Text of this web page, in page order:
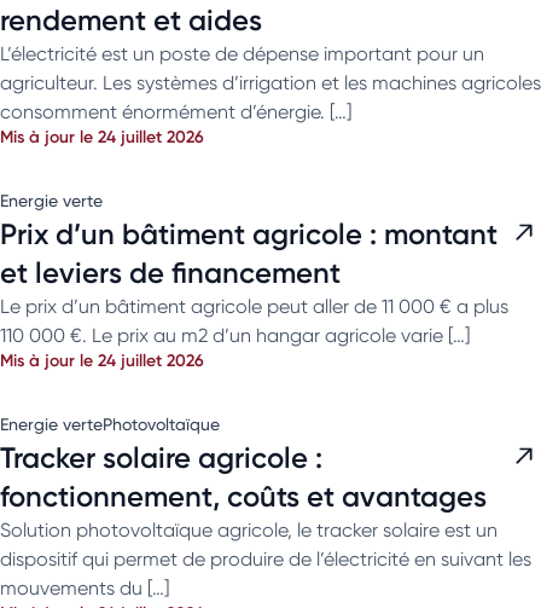
rendement et aides
L’électricité est un poste de dépense important pour un
agriculteur. Les systèmes d’irrigation et les machines agricoles
consomment énormément d’énergie. […]
Mis à jour le 24 juillet 2026
Energie verte
Prix d’un bâtiment agricole : montant
et leviers de financement
Le prix d’un bâtiment agricole peut aller de 11 000 € a plus
110 000 €. Le prix au m2 d’un hangar agricole varie […]
Mis à jour le 24 juillet 2026
Energie vertePhotovoltaïque
Tracker solaire agricole :
fonctionnement, coûts et avantages
Solution photovoltaïque agricole, le tracker solaire est un
dispositif qui permet de produire de l’électricité en suivant les
mouvements du […]